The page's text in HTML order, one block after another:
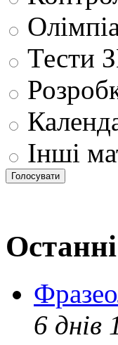
Тести
Інші
6 днів